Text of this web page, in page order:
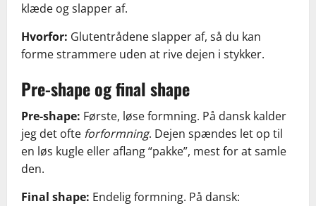
klæde og slapper af.
Hvorfor: Glutentrådene slapper af, så du kan
forme strammere uden at rive dejen i stykker.
Pre-shape og final shape
Pre-shape: Første, løse formning. På dansk kalder
jeg det ofte forformning. Dejen spændes let op til
en løs kugle eller aflang “pakke”, mest for at samle
den.
Final shape: Endelig formning. På dansk: